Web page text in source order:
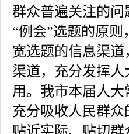
群众普遍关注的
“例会”选题的原
宽选题的信息渠
渠道，充分发挥
用。我市本届人
充分吸收人民群